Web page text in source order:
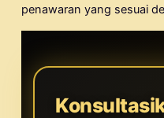
penawaran yang sesuai